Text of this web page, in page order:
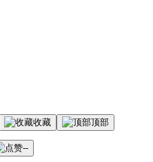
收藏 顶部
--